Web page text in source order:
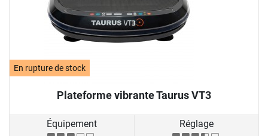
En rupture de stock
Plateforme vibrante Taurus VT3
Équipement Réglage